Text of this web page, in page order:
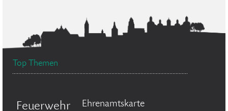
Top Themen
Feuerwehr Ehrenamtskarte